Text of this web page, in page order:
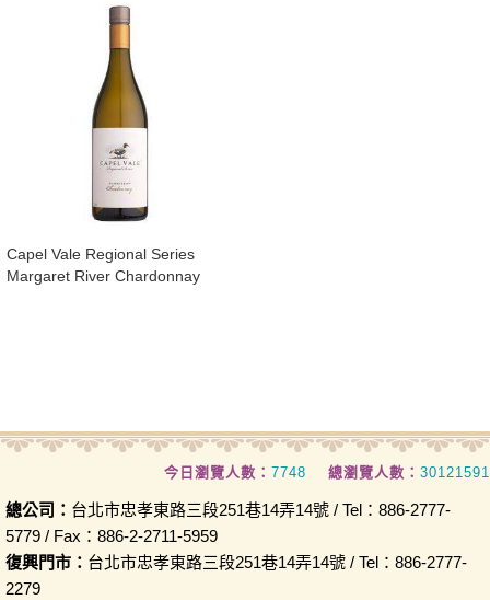
​Capel Vale Regional Series
Margaret River Chardonnay
今日瀏覽人數： 7748 總瀏覽人數： 30121591
總公司： 台北市忠孝東路三段251巷14弄14號 / Tel：886-2777-
5779 / Fax：886-2-2711-5959
復興門市： 台北市忠孝東路三段251巷14弄14號 / Tel：886-2777-
2279